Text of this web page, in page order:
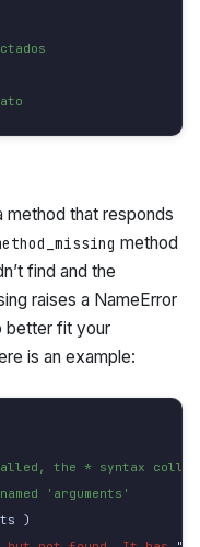
method that responds
method
find and the
raises a NameError
better fit your
is an example:
the * syntax
'arguments'
)